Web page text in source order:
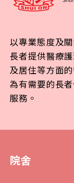
以專業態度及
長者提供醫療
及居住等方面
為有需要的長
服務。
院舍